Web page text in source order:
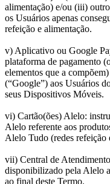
alimentação) e/ou (iii)
os Usuários apenas
refeição e alimentação.
v) Aplicativo ou Google
plataforma de pagamento
elementos que a
(“Google”) aos Usuários
seus Dispositivos Móveis.
vi) Cartão(ões) Alelo:
Alelo referente aos
Alelo Tudo (redes refeição
vii) Central de
disponibilizado pela Alelo
ao final deste Termo.